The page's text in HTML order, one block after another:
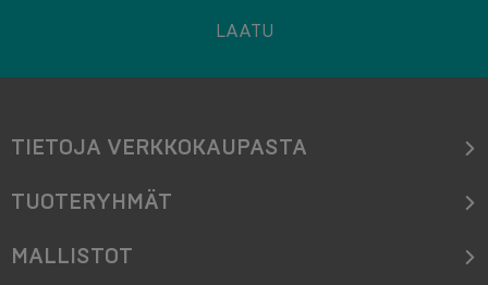
LAATU
TIETOJA VERKKOKAUPASTA
TUOTERYHMÄT
MALLISTOT